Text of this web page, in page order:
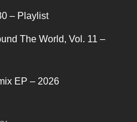
– Playlist
The World, Vol. 11 –
EP – 2026